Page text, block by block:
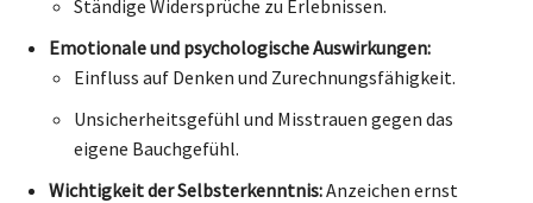
Ständige Widersprüche zu Erlebnissen.
Emotionale und psychologische Auswirkungen:
Einfluss auf Denken und Zurechnungsfähigkeit.
Unsicherheitsgefühl und Misstrauen gegen das
eigene Bauchgefühl.
Wichtigkeit der Selbsterkenntnis:Anzeichen ernst